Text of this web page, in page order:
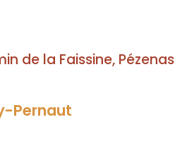
de la Faissine, Pézenas
Pernaut